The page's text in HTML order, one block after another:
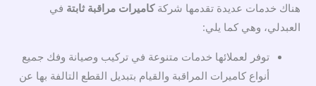
هناك خدمات عديدة تقدمها شركةكاميرات مراقبة ثابتة في
العبدلي، وهي كما يلي:
توفر لعملائها خدمات متنوعة في تركيب وصيانة وفك جميع
أنواع كاميرات المراقبة والقيام بتبديل القطع التالفة بها عن